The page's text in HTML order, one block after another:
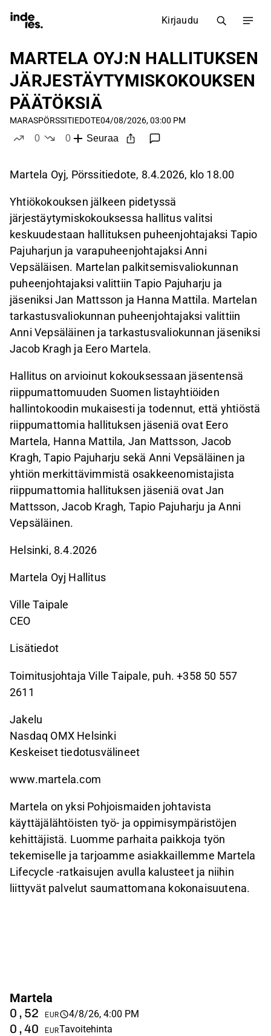
Kirjaudu
MARTELA OYJ:N HALLITUKSEN
JÄRJESTÄYTYMISKOKOUKSEN
PÄÄTÖKSIÄ
MARASPÖRSSITIEDOTE04/08/2026, 03:00 PM
0
0
Seuraa
Martela Oyj, Pörssitiedote, 8.4.2026, klo 18.00
Yhtiökokouksen jälkeen pidetyssä
järjestäytymiskokouksessa hallitus valitsi
keskuudestaan hallituksen puheenjohtajaksi Tapio
Pajuharjun ja varapuheenjohtajaksi Anni
Vepsäläisen. Martelan palkitsemisvaliokunnan
puheenjohtajaksi valittiin Tapio Pajuharju ja
jäseniksi Jan Mattsson ja Hanna Mattila. Martelan
tarkastusvaliokunnan puheenjohtajaksi valittiin
Anni Vepsäläinen ja tarkastusvaliokunnan jäseniksi
Jacob Kragh ja Eero Martela.
Hallitus on arvioinut kokouksessaan jäsentensä
riippumattomuuden Suomen listayhtiöiden
hallintokoodin mukaisesti ja todennut, että yhtiöstä
riippumattomia hallituksen jäseniä ovat Eero
Martela, Hanna Mattila, Jan Mattsson, Jacob
Kragh, Tapio Pajuharju sekä Anni Vepsäläinen ja
yhtiön merkittävimmistä osakkeenomistajista
riippumattomia hallituksen jäseniä ovat Jan
Mattsson, Jacob Kragh, Tapio Pajuharju ja Anni
Vepsäläinen.
Helsinki, 8.4.2026
Martela Oyj Hallitus
Ville Taipale
CEO
Lisätiedot
Toimitusjohtaja Ville Taipale, puh. +358 50 557
2611
Jakelu
Nasdaq OMX Helsinki
Keskeiset tiedotusvälineet
www.martela.com
Martela on yksi Pohjoismaiden johtavista
käyttäjälähtöisten työ- ja oppimisympäristöjen
kehittäjistä. Luomme parhaita paikkoja työn
tekemiselle ja tarjoamme asiakkaillemme Martela
Lifecycle -ratkaisujen avulla kalusteet ja niihin
liittyvät palvelut saumattomana kokonaisuutena.
Martela
0,52 EUR 4/8/26, 4:00 PM
0,40 EURTavoitehinta